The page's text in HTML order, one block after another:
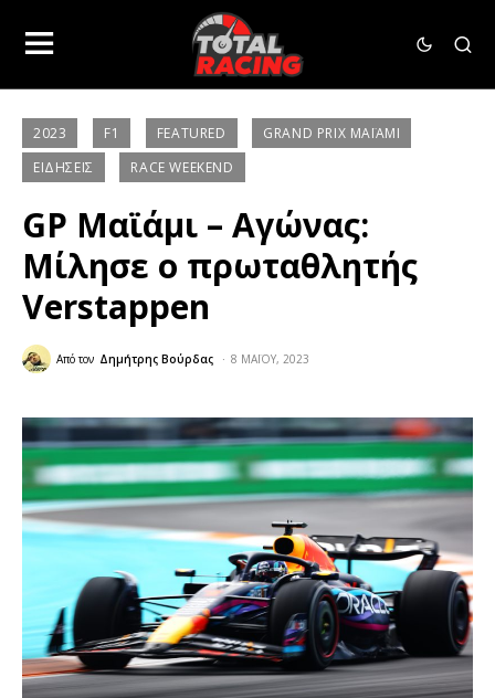
2023 F1 FEATURED
GRAND PRIX ΜΑΪΆΜΙ
ΕΙΔΉΣΕΙΣ
RACE WEEKEND
GP Μαϊάμι – Αγώνας:
Μίλησε ο πρωταθλητής
Verstappen
Από τον Δημήτρης Βούρδας 8 ΜΑΪ́ΟΥ, 2023